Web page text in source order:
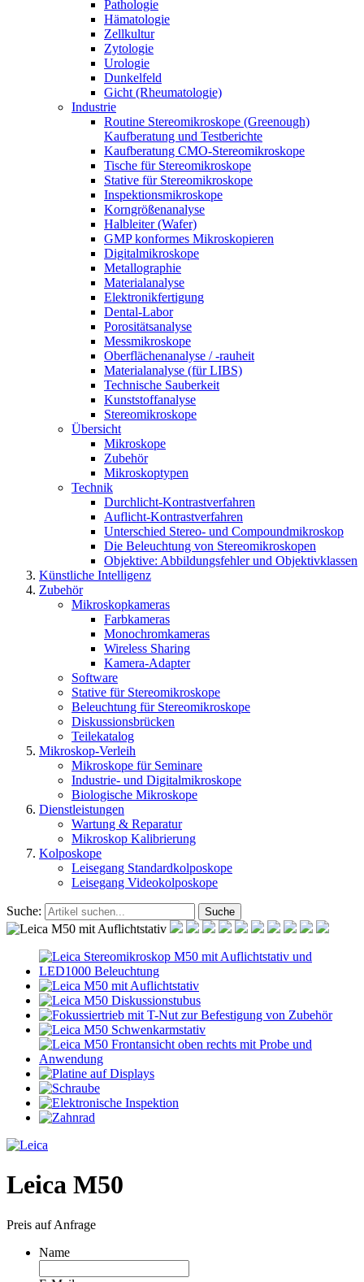
Pathologie
Hämatologie
Zellkultur
Zytologie
Urologie
Dunkelfeld
Gicht (Rheumatologie)
Industrie
Routine Stereomikroskope (Greenough)
Kaufberatung und Testberichte
Kaufberatung CMO-Stereomikroskope
Tische für Stereomikroskope
Stative für Stereomikroskope
Inspektionsmikroskope
Korngrößenanalyse
Halbleiter (Wafer)
GMP konformes Mikroskopieren
Digitalmikroskope
Metallographie
Materialanalyse
Elektronikfertigung
Dental-Labor
Porositätsanalyse
Messmikroskope
Oberflächenanalyse / -rauheit
Materialanalyse (für LIBS)
Technische Sauberkeit
Kunststoffanalyse
Stereomikroskope
Übersicht
Mikroskope
Zubehör
Mikroskoptypen
Technik
Durchlicht-Kontrastverfahren
Auflicht-Kontrastverfahren
Unterschied Stereo- und Compoundmikroskop
Die Beleuchtung von Stereomikroskopen
Objektive: Abbildungsfehler und Objektivklassen
Künstliche Intelligenz
Zubehör
Mikroskopkameras
Farbkameras
Monochromkameras
Wireless Sharing
Kamera-Adapter
Software
Stative für Stereomikroskope
Beleuchtung für Stereomikroskope
Diskussionsbrücken
Teilekatalog
Mikroskop-Verleih
Mikroskope für Seminare
Industrie- und Digitalmikroskope
Biologische Mikroskope
Dienstleistungen
Wartung & Reparatur
Mikroskop Kalibrierung
Kolposkope
Leisegang Standardkolposkope
Leisegang Videokolposkope
Suche: Suche
Leica M50
Preis auf Anfrage
Name